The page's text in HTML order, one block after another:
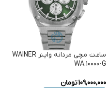
ساعت مچی مردانه واینر WAINER
WA.10000-G
109,000,000تومان